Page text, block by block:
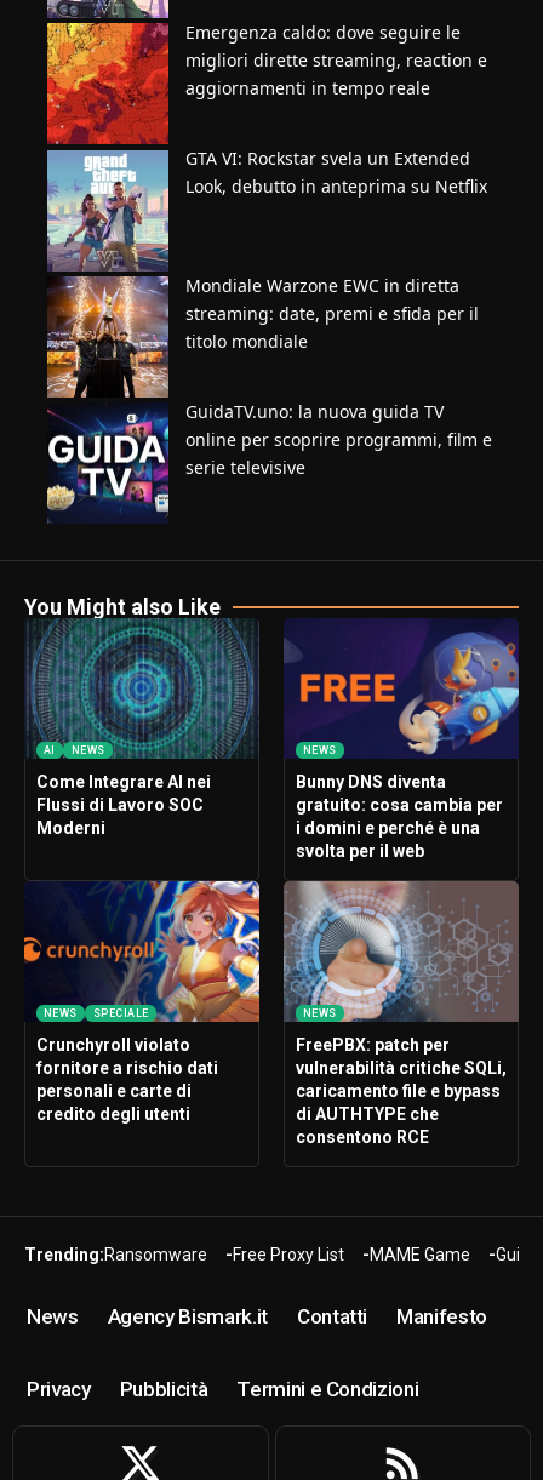
Emergenza caldo: dove seguire le
migliori dirette streaming, reaction e
aggiornamenti in tempo reale
GTA VI: Rockstar svela un Extended
Look, debutto in anteprima su Netflix
Mondiale Warzone EWC in diretta
streaming: date, premi e sfida per il
titolo mondiale
GuidaTV.uno: la nuova guida TV
online per scoprire programmi, film e
serie televisive
You Might also Like
AI NEWS
Come Integrare AI nei
Flussi di Lavoro SOC
Moderni
NEWS
Bunny DNS diventa
gratuito: cosa cambia per
i domini e perché è una
svolta per il web
NEWS SPECIALE
Crunchyroll violato
fornitore a rischio dati
personali e carte di
credito degli utenti
NEWS
FreePBX: patch per
vulnerabilità critiche SQLi,
caricamento file e bypass
di AUTHTYPE che
consentono RCE
Trending:Ransomware Free Proxy List MAME Game Guide
News Agency Bismark.it Contatti Manifesto
Privacy Pubblicità Termini e Condizioni